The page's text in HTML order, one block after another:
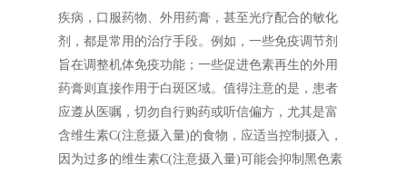
疾病，口服药物、外用药膏，甚至光疗配合的敏化
剂，都是常用的治疗手段。例如，一些免疫调节剂
旨在调整机体免疫功能；一些促进色素再生的外用
药膏则直接作用于白斑区域。值得注意的是，患者
应遵从医嘱，切勿自行购药或听信偏方，尤其是富
含维生素C(注意摄入量)的食物，应适当控制摄入，
因为过多的维生素C(注意摄入量)可能会抑制黑色素